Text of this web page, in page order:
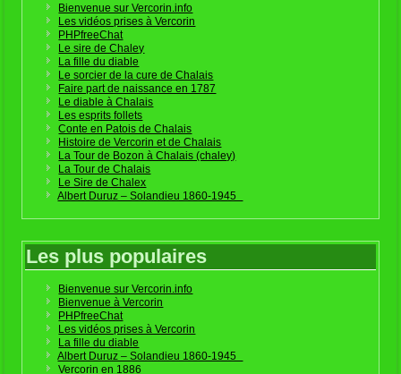
Bienvenue sur Vercorin.info
Les vidéos prises à Vercorin
PHPfreeChat
Le sire de Chaley
La fille du diable
Le sorcier de la cure de Chalais
Faire part de naissance en 1787
Le diable à Chalais
Les esprits follets
Conte en Patois de Chalais
Histoire de Vercorin et de Chalais
La Tour de Bozon à Chalais (chaley)
La Tour de Chalais
Le Sire de Chalex
Albert Duruz – Solandieu 1860-1945
Les plus populaires
Bienvenue sur Vercorin.info
Bienvenue à Vercorin
PHPfreeChat
Les vidéos prises à Vercorin
La fille du diable
Albert Duruz – Solandieu 1860-1945
Vercorin en 1886